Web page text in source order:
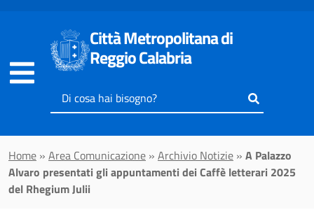
Città Metropolitana di
Reggio Calabria
Inserisci
il
cercare
Home » Area Comunicazione » Archivio Notizie » A Palazzo
Alvaro presentati gli appuntamenti dei Caffè letterari 2025
del Rhegium Julii